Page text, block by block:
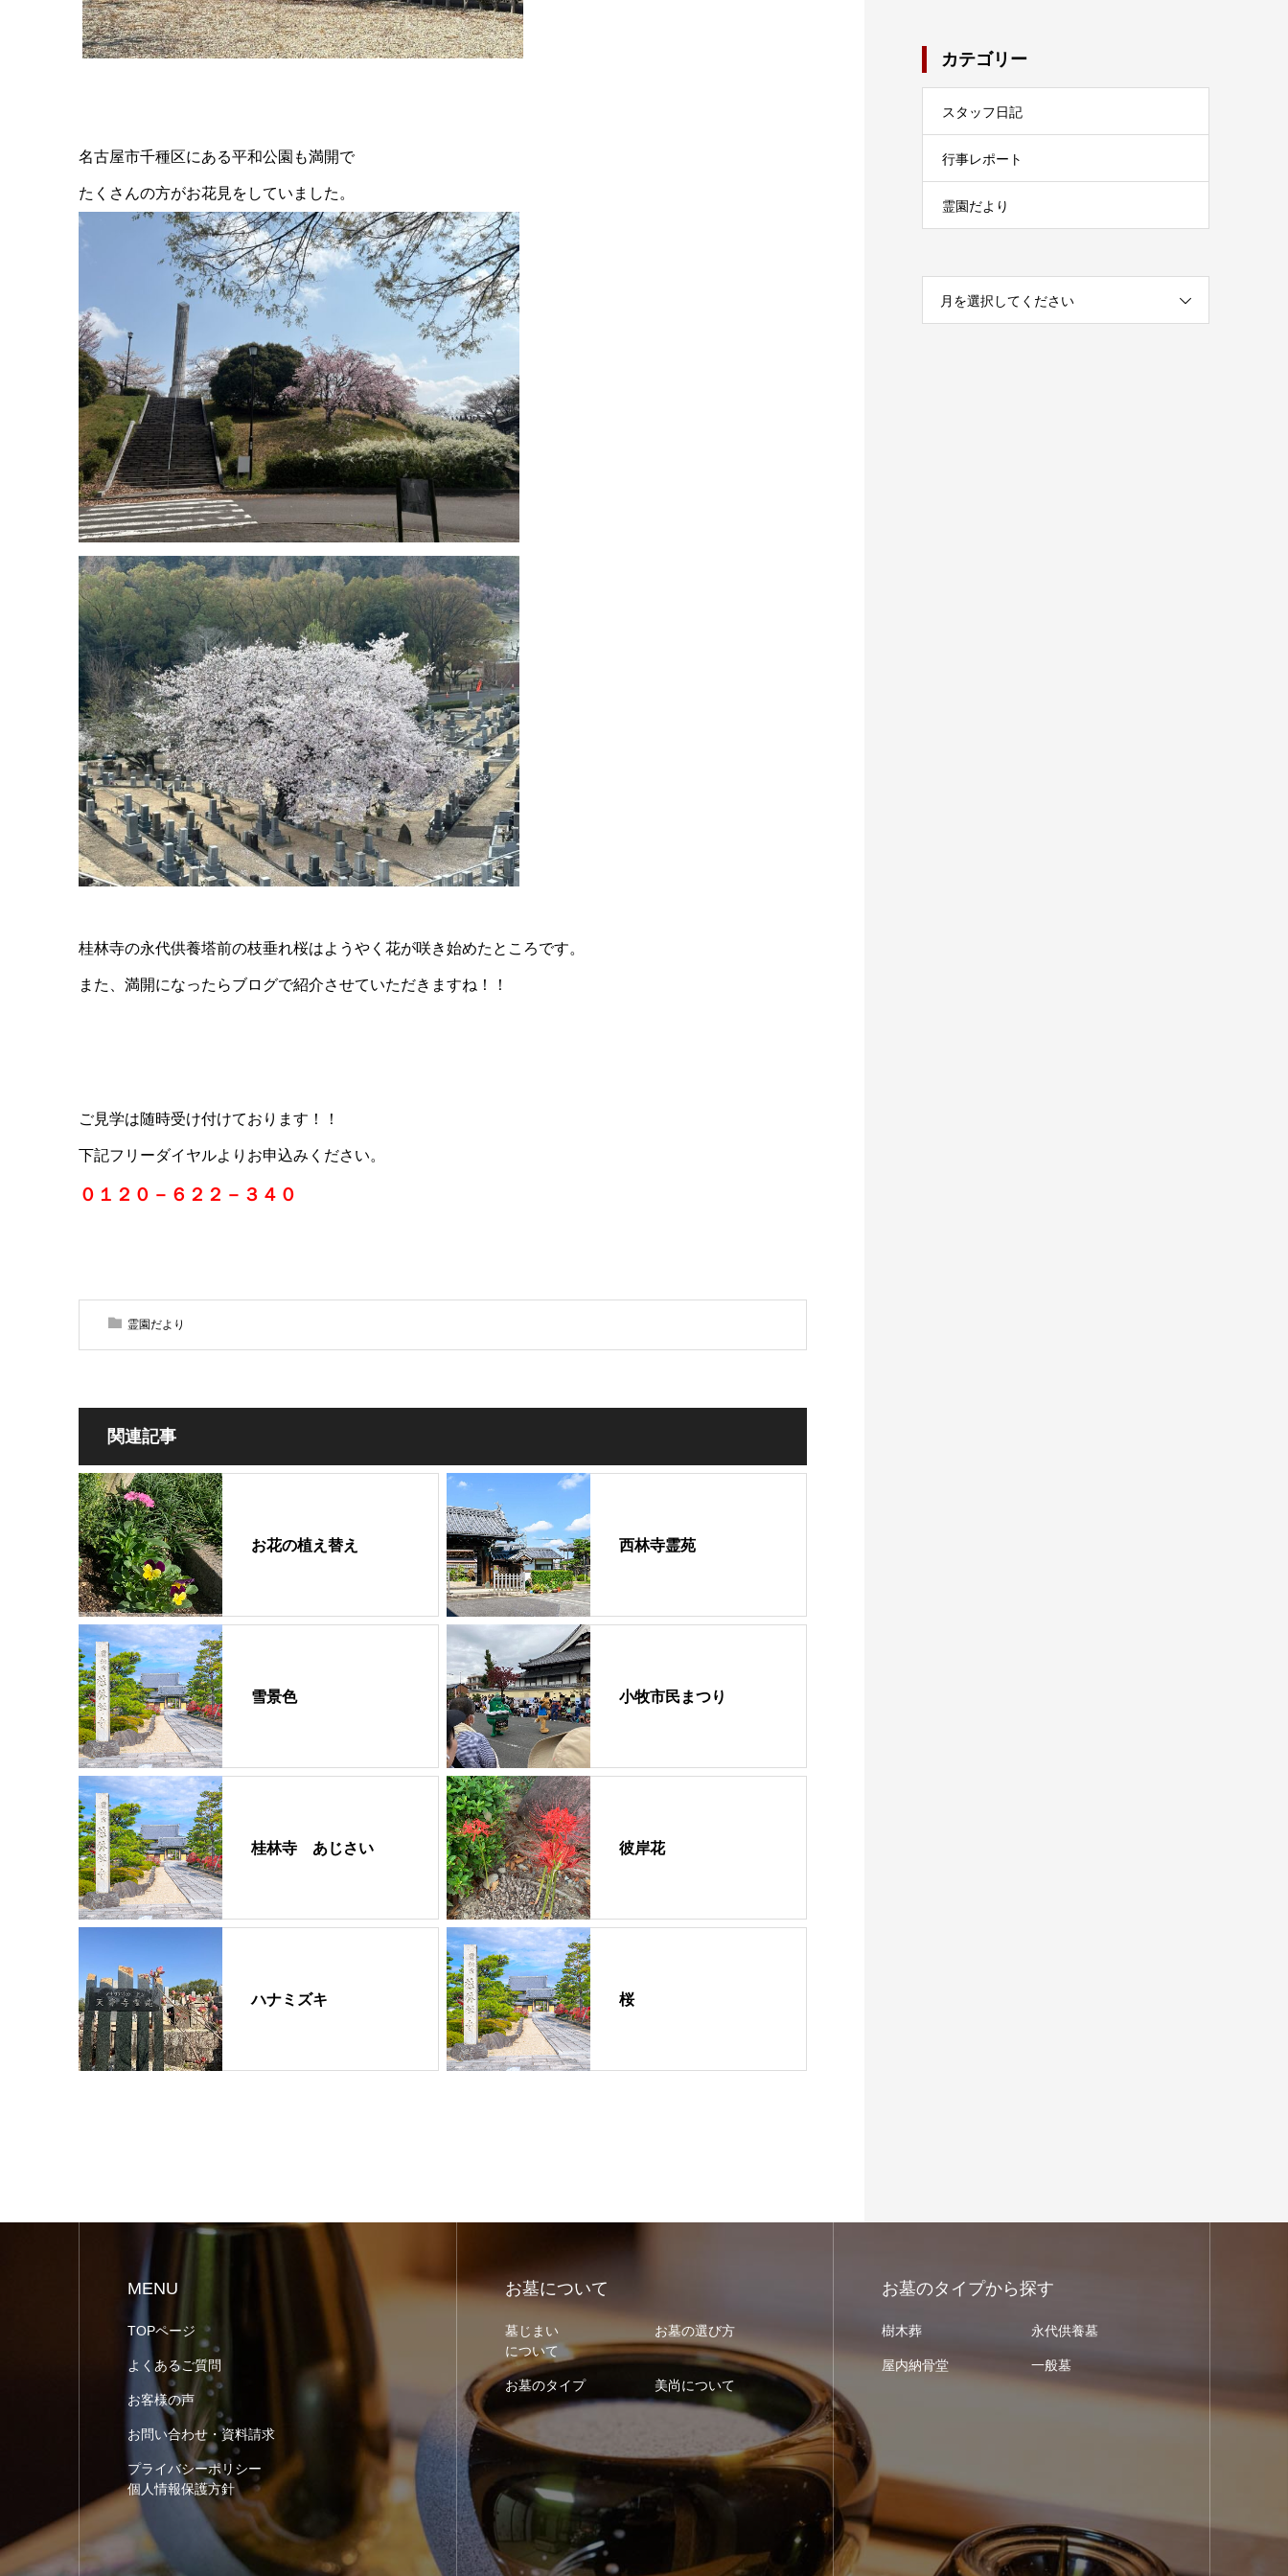
名古屋市千種区にある平和公園も満開で
たくさんの方がお花見をしていました。
桂林寺の永代供養塔前の枝垂れ桜はようやく花が咲き始めたところです。
また、満開になったらブログで紹介させていただきますね！！
ご見学は随時受け付けております！！
下記フリーダイヤルよりお申込みください。
０１２０－６２２－３４０
霊園だより
関連記事
お花の植え替え 西林寺霊苑
雪景色 小牧市民まつり
桂林寺 あじさい 彼岸花
ハナミズキ 桜
カテゴリー
スタッフ日記
行事レポート
霊園だより
月を選択してください
MENU
TOPページ
よくあるご質問
お客様の声
お問い合わせ・資料請求
プライバシーポリシー
個人情報保護方針
お墓について
墓じまい
について
お墓の選び方
お墓のタイプ 美尚について
お墓のタイプから探す
樹木葬 永代供養墓
屋内納骨堂 一般墓